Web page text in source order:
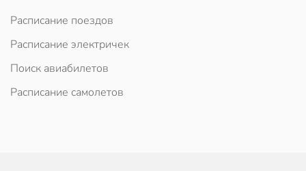
Расписание поездов
Расписание электричек
Поиск авиабилетов
Расписание самолетов